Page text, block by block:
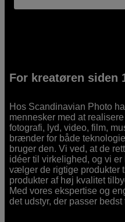
For kreatøren siden
Hos Scandinavian Photo
mennesker med at
fotografi, lyd, video, film,
brænder for både
bruger den. Vi ved, at de
idéer til virkelighed, og vi
vælger de rigtige produkter
produkter af høj kvalitet
Med vores ekspertise og
det udstyr, der passer bedst